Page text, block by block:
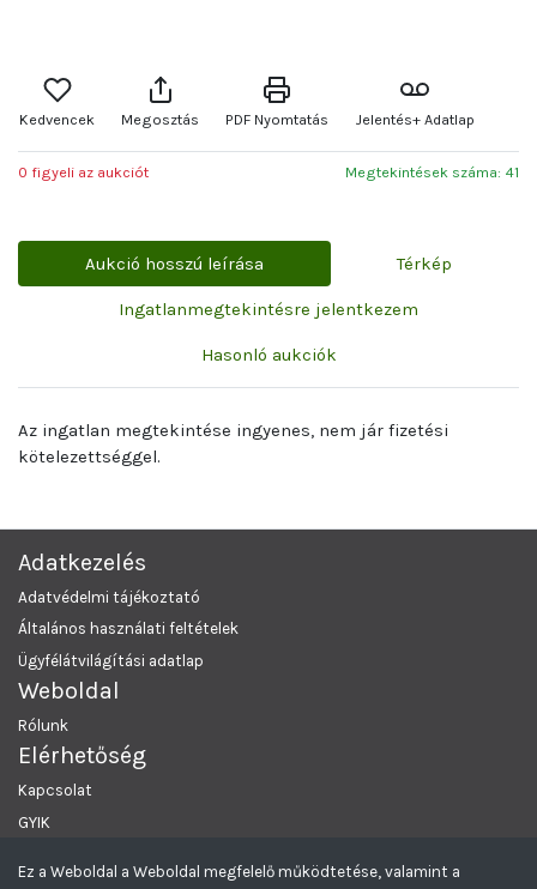
Kedvencek Megosztás PDF Nyomtatás Jelentés+ Adatlap
0 figyeli az aukciót Megtekintések száma: 41
Aukció hosszú leírása Térkép
Ingatlanmegtekintésre jelentkezem
Hasonló aukciók
Az ingatlan megtekintése ingyenes, nem jár fizetési
kötelezettséggel.
Adatkezelés
Adatvédelmi tájékoztató
Általános használati feltételek
Ügyfélátvilágítási adatlap
Weboldal
Rólunk
Elérhetőség
Kapcsolat
GYIK
Ez a Weboldal a Weboldal megfelelő működtetése, valamint a